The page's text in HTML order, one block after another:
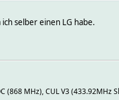
selber einen LG habe.
(868 MHz), CUL V3 (433.92MHz